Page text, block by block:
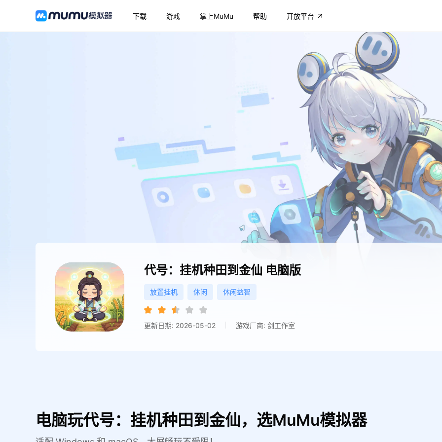
下载 游戏 掌上MuMu 帮助 开放平台
代号：挂机种田到金仙 电脑版
放置挂机 休闲 休闲益智
更新日期: 2026-05-02 游戏厂商: 剑工作室
电脑玩代号：挂机种田到金仙，选MuMu模拟器